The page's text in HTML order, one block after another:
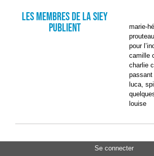
Les membres de la SIEY
publient
marie-
pour
camille
charlie
passant
luca,
louise
Se connecter